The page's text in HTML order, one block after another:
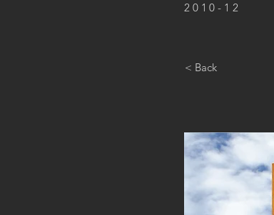
2010-12
< Back